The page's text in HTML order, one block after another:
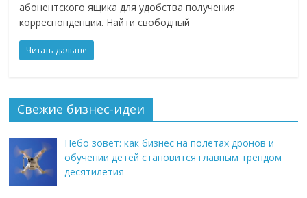
абонентского ящика для удобства получения
корреспонденции. Найти свободный
Читать дальше
Свежие бизнес-идеи
Небо зовёт: как бизнес на полётах дронов и
обучении детей становится главным трендом
десятилетия